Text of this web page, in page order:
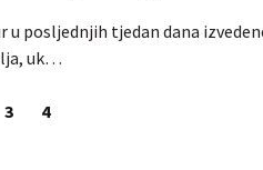
u posljednjih tjedan dana
uk…
3 4